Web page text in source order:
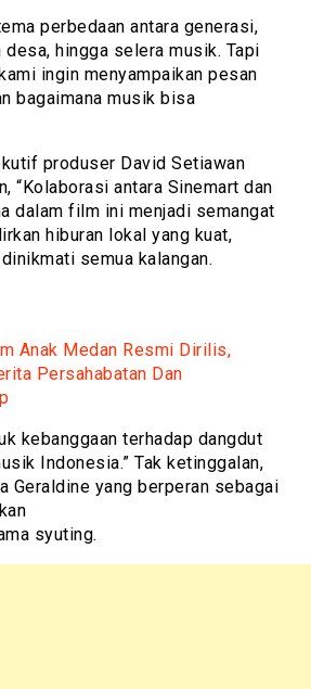
perbedaan antara generasi,
desa, hingga selera musik. Tapi
ingin menyampaikan pesan
bagaimana musik bisa
produser David Setiawan
“Kolaborasi antara Sinemart dan
dalam film ini menjadi semangat
hiburan lokal yang kuat,
semua kalangan.
Anak Medan Resmi Dirilis,
Persahabatan Dan
kebanggaan terhadap dangdut
Indonesia.” Tak ketinggalan,
Geraldine yang berperan sebagai
syuting.